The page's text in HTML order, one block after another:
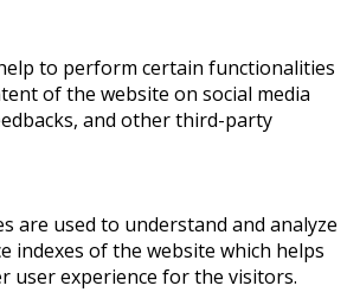
to perform certain functionalities
of the website on social media
and other third-party
are used to understand and analyze
indexes of the website which helps
user experience for the visitors.